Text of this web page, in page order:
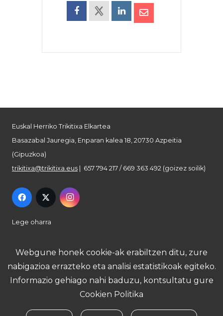
Euskal Herriko Trikitixa Elkartea
Basazabal Jauregia, Enparan kalea 18, 20730 Azpeitia
(Gipuzkoa)
trikitixa@trikitixa.eus | 657 794 217 / 669 363 492 (goizez soilik)
Lege oharra
Pribatutasun politika
Webgune honek cookie-ak erabiltzen ditu, zure
nabigazioa errazteko eta analisi estatistikoak egiteko.
Informazio gehiago nahi baduzu, kontsultatu gure
Cookien Politika